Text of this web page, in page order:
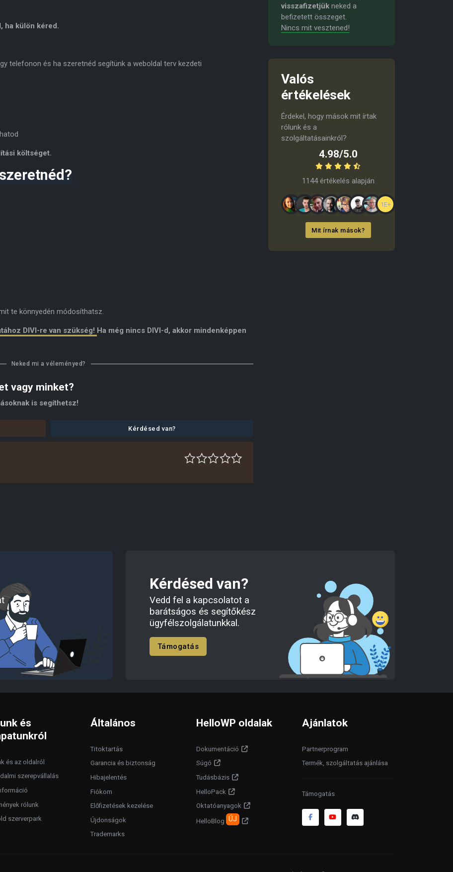
ha külön kéred.
telefonon és ha szeretnéd segítünk a weboldal terv kezdeti
költséget.
te könnyedén módosíthatsz.
DIVI-re van szükség! Ha még nincs DIVI-d, akkor mindenképpen
Neked mi a véleményed?
vagy minket?
is segíthetsz!
Kérdésed van?
visszafizetjükneked a
befizetett összeget.
Nincs mit vesztened!
Valós
értékelések
Érdekel, hogy mások mit írtak
rólunk és a
szolgáltatásainkról?
4.98/5.0
1144 értékelés alapján
1E+
Mit írnak mások?
Kérdésed van?
Vedd fel a kapcsolatot a
barátságos és segítőkész
ügyfélszolgálatunkkal.
Támogatás
és
és az oldalról
szerepvállalás
rólunk
szerverpark
Általános
Titoktartás
Garancia és biztonság
Hibajelentés
Fiókom
Előfizetések kezelése
Újdonságok
Trademarks
HelloWP oldalak
Dokumentáció
Súgó
Tudásbázis
HelloPack
Oktatóanyagok
HelloBlog ÚJ
Ajánlatok
Partnerprogram
Termék, szolgáltatás ajánlása
Támogatás